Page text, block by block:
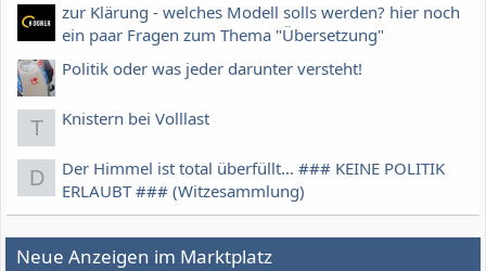
zur Klärung - welches Modell solls werden? hier noch
ein paar Fragen zum Thema "Übersetzung"
Politik oder was jeder darunter versteht!
T Knistern bei Volllast
D
Der Himmel ist total überfüllt... ### KEINE POLITIK
ERLAUBT ### (Witzesammlung)
Neue Anzeigen im Marktplatz